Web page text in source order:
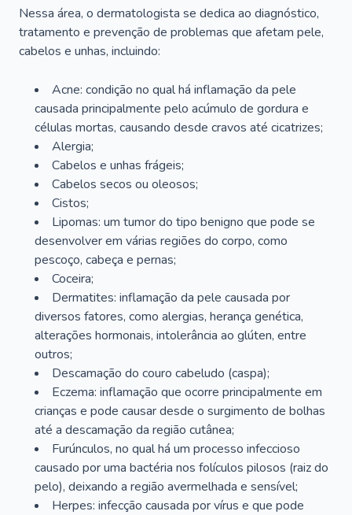
Nessa área, o dermatologista se dedica ao diagnóstico,
tratamento e prevenção de problemas que afetam pele,
cabelos e unhas, incluindo:
Acne: condição no qual há inflamação da pele
causada principalmente pelo acúmulo de gordura e
células mortas, causando desde cravos até cicatrizes;
Alergia;
Cabelos e unhas frágeis;
Cabelos secos ou oleosos;
Cistos;
Lipomas: um tumor do tipo benigno que pode se
desenvolver em várias regiões do corpo, como
pescoço, cabeça e pernas;
Coceira;
Dermatites: inflamação da pele causada por
diversos fatores, como alergias, herança genética,
alterações hormonais, intolerância ao glúten, entre
outros;
Descamação do couro cabeludo (caspa);
Eczema: inflamação que ocorre principalmente em
crianças e pode causar desde o surgimento de bolhas
até a descamação da região cutânea;
Furúnculos, no qual há um processo infeccioso
causado por uma bactéria nos folículos pilosos (raiz do
pelo), deixando a região avermelhada e sensível;
Herpes: infecção causada por vírus e que pode